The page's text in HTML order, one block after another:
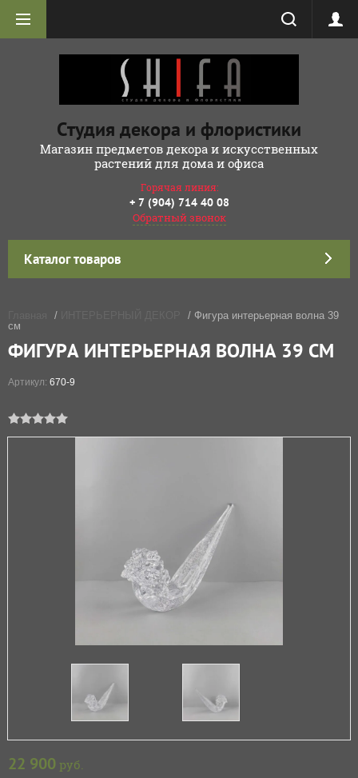
Студия декора и флористики
Магазин предметов декора и искусственных
растений для дома и офиса
Горячая линия:
+ 7 (904) 714 40 08
Обратный звонок
Каталог товаров
/
/ Фигура интерьерная волна 39
см
ФИГУРА ИНТЕРЬЕРНАЯ ВОЛНА 39 СМ
Артикул: 670-9
22 900 руб.